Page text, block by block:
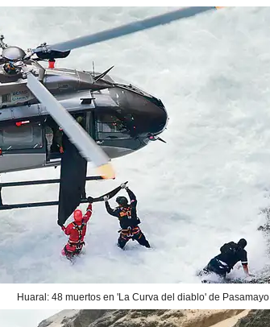
Huaral: 48 muertos en 'La Curva del diablo' de Pasamayo